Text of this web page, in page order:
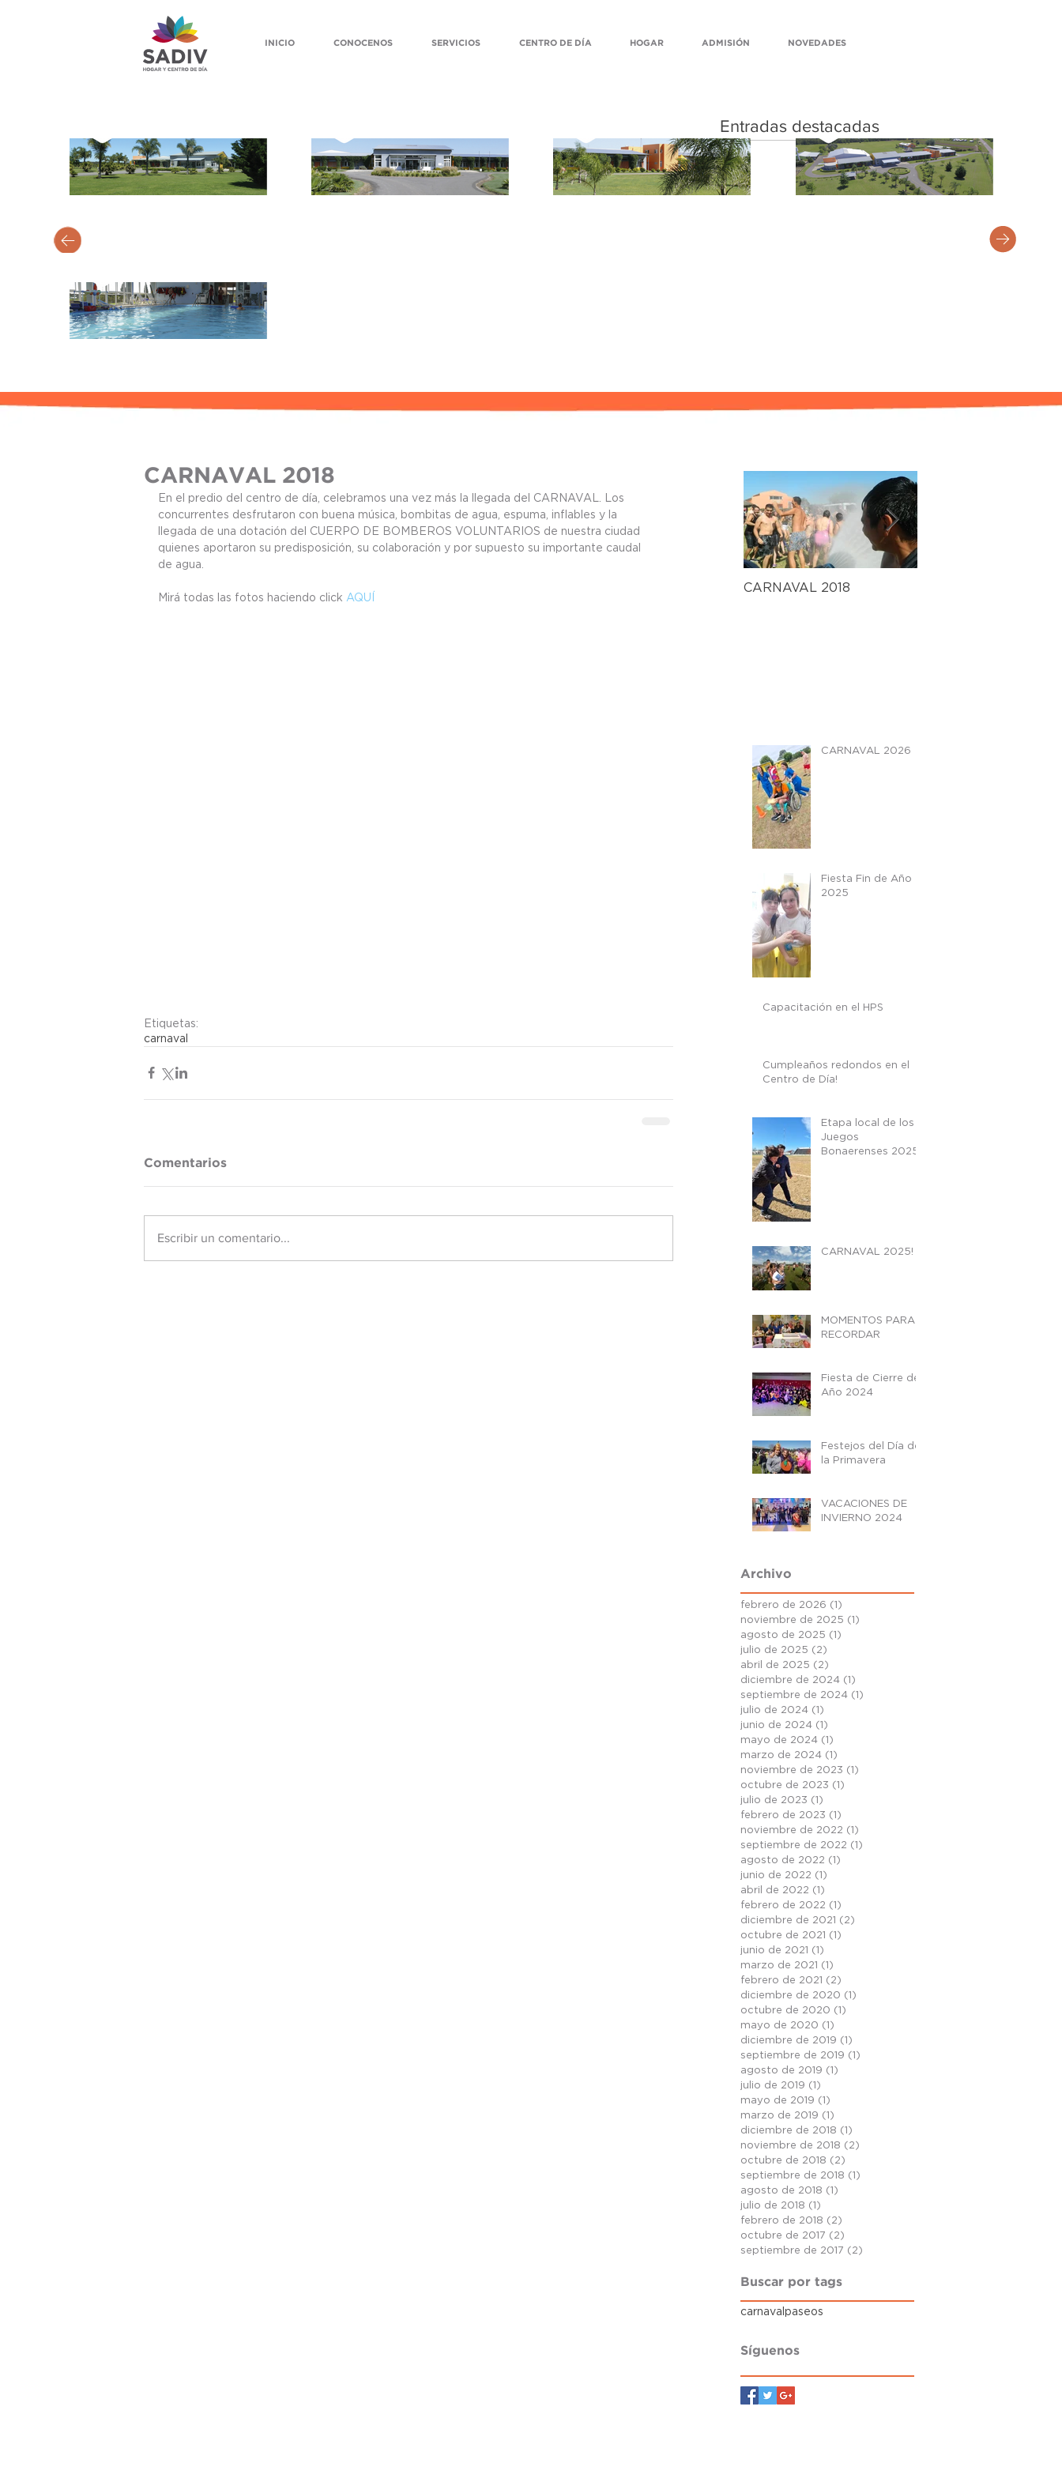
INICIO CONOCENOS SERVICIOS CENTRO DE DÍA HOGAR ADMISIÓN NOVEDADES
Entradas destacadas
CARNAVAL 2018
En el predio del centro de día, celebramos una vez más la llegada del CARNAVAL. Los
concurrentes desfrutaron con buena música, bombitas de agua, espuma, inflables y la
llegada de una dotación del CUERPO DE BOMBEROS VOLUNTARIOS de nuestra ciudad
quienes aportaron su predisposición, su colaboración y por supuesto su importante caudal
de agua.
Mirá todas las fotos haciendo click AQUÍ
Etiquetas:
carnaval
Comentarios
Escribir un comentario...
CARNAVAL 2018
CARNAVAL 2026
Fiesta Fin de Año
2025
Capacitación en el HPS
Cumpleaños redondos en el
Centro de Día!
Etapa local de los
Juegos
Bonaerenses 2025
CARNAVAL 2025!
MOMENTOS PARA
RECORDAR
Fiesta de Cierre de
Año 2024
Festejos del Día de
la Primavera
VACACIONES DE
INVIERNO 2024
Archivo
febrero de 2026 (1)
noviembre de 2025 (1)
agosto de 2025 (1)
julio de 2025 (2)
abril de 2025 (2)
diciembre de 2024 (1)
septiembre de 2024 (1)
julio de 2024 (1)
junio de 2024 (1)
mayo de 2024 (1)
marzo de 2024 (1)
noviembre de 2023 (1)
octubre de 2023 (1)
julio de 2023 (1)
febrero de 2023 (1)
noviembre de 2022 (1)
septiembre de 2022 (1)
agosto de 2022 (1)
junio de 2022 (1)
abril de 2022 (1)
febrero de 2022 (1)
diciembre de 2021 (2)
octubre de 2021 (1)
junio de 2021 (1)
marzo de 2021 (1)
febrero de 2021 (2)
diciembre de 2020 (1)
octubre de 2020 (1)
mayo de 2020 (1)
diciembre de 2019 (1)
septiembre de 2019 (1)
agosto de 2019 (1)
julio de 2019 (1)
mayo de 2019 (1)
marzo de 2019 (1)
diciembre de 2018 (1)
noviembre de 2018 (2)
octubre de 2018 (2)
septiembre de 2018 (1)
agosto de 2018 (1)
julio de 2018 (1)
febrero de 2018 (2)
octubre de 2017 (2)
septiembre de 2017 (2)
Buscar por tags
carnaval paseos
Síguenos